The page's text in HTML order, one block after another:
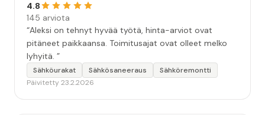
4.8
145 arviota
“Aleksi on tehnyt hyvää työtä, hinta-arviot ovat
pitäneet paikkaansa. Toimitusajat ovat olleet melko
lyhyitä. ”
Sähköurakat Sähkösaneeraus
Sähköremontti
Päivitetty 23.2.2026